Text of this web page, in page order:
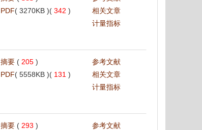
PDF( 3270KB )( 342 )
相关文章
计量指标
摘要 ( 205 )
PDF( 5558KB )( 131 )
参考文献
相关文章
计量指标
摘要 ( 293 )
参考文献